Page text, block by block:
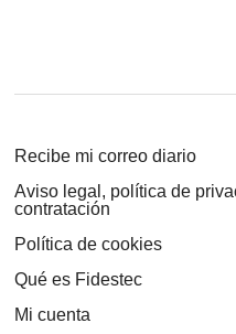
Recibe mi correo diario
Aviso legal, política de
contratación
Política de cookies
Qué es Fidestec
Mi cuenta